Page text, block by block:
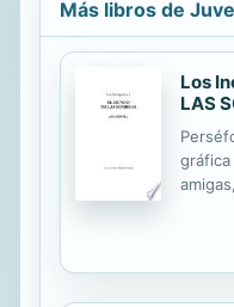
Más libros de
Los
LAS
Allí